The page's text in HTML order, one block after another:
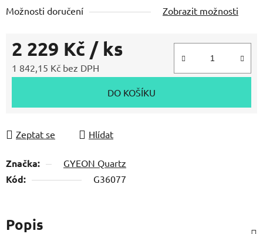
Možnosti doručení
Zobrazit možnosti
2 229 Kč / ks
1 842,15 Kč bez DPH
DO KOŠÍKU
Zeptat se Hlídat
Značka: GYEON Quartz
Kód: G36077
Popis